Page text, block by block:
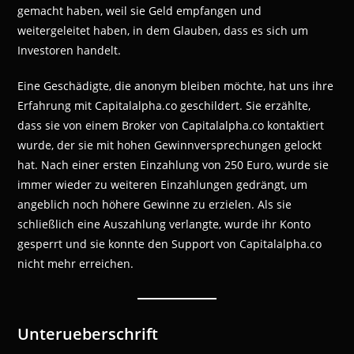
gemacht haben, weil sie Geld empfangen und
weitergeleitet haben, in dem Glauben, dass es sich um
Investoren handelt.
Eine Geschädigte, die anonym bleiben möchte, hat uns ihre
Erfahrung mit Capitalalpha.co geschildert. Sie erzählte,
dass sie von einem Broker von Capitalalpha.co kontaktiert
wurde, der sie mit hohen Gewinnversprechungen gelockt
hat. Nach einer ersten Einzahlung von 250 Euro, wurde sie
immer wieder zu weiteren Einzahlungen gedrängt, um
angeblich noch höhere Gewinne zu erzielen. Als sie
schließlich eine Auszahlung verlangte, wurde ihr Konto
gesperrt und sie konnte den Support von Capitalalpha.co
nicht mehr erreichen.
Unterueberschrift